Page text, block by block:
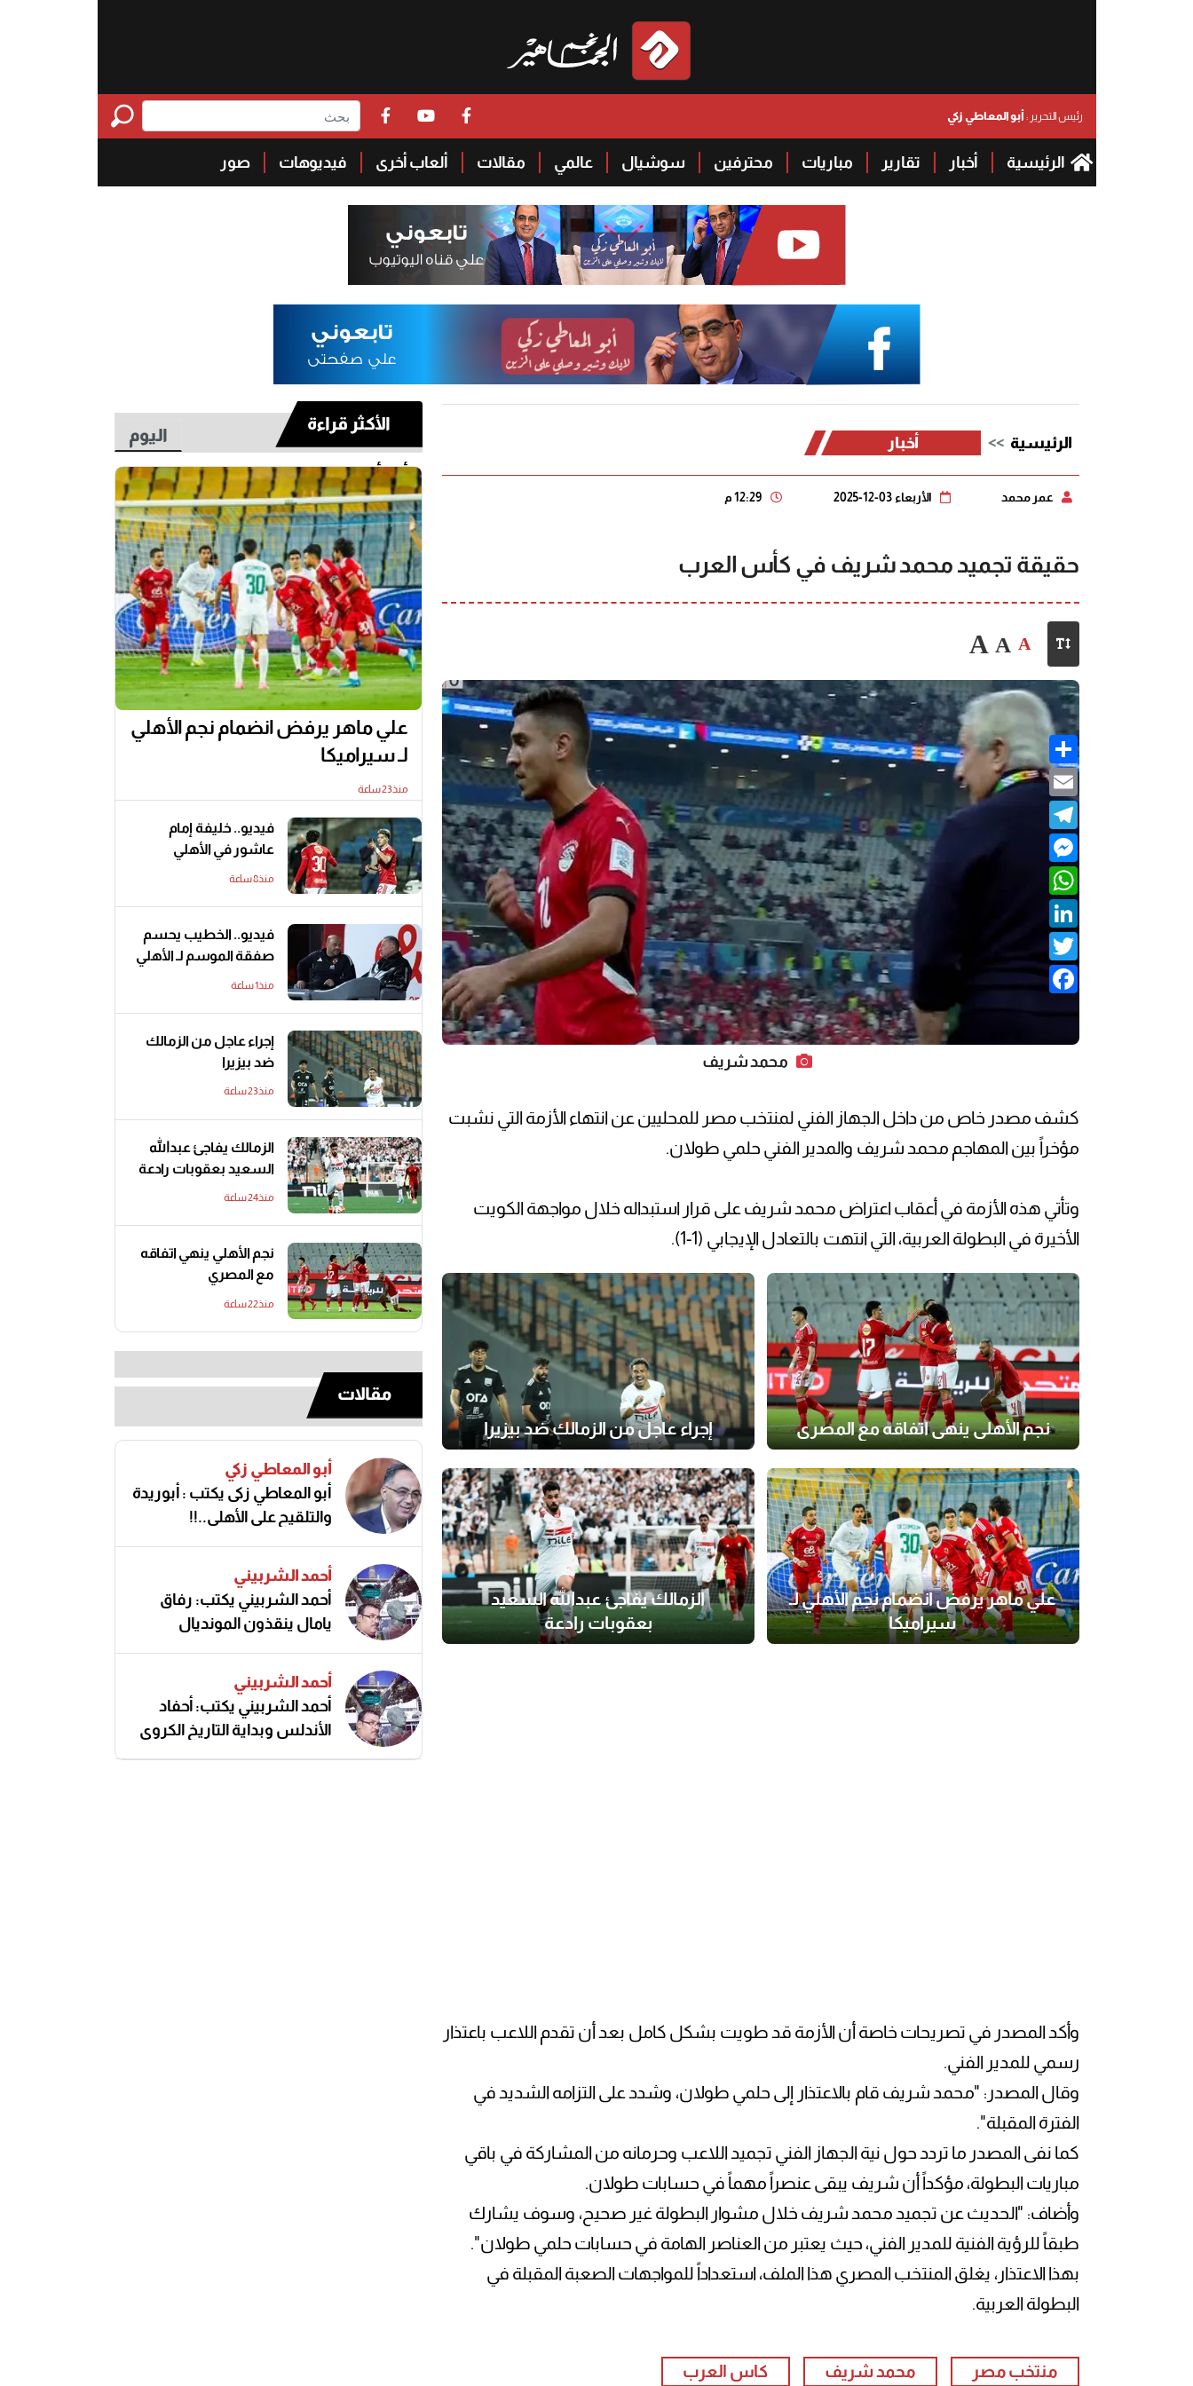
رئيس التحرير :أبو المعاطي زكي
الرئيسية أخبار تقارير مباريات محترفين سوشيال عالمي مقالات ألعاب أخرى فيديوهات صور
الرئيسية أخبار
عمر محمد الأربعاء 03-12-2025 12:29 م
حقيقة تجميد محمد شريف في كأس العرب
A
A
A
Share
Email
Telegram
Messenger
WhatsApp
LinkedIn
Twitter
Facebook
محمد شريف
كشف مصدر خاص من داخل الجهاز الفني لمنتخب مصر للمحليين عن انتهاء الأزمة التي نشبت
مؤخراً بين المهاجم محمد شريف والمدير الفني حلمي طولان.
وتأتي هذه الأزمة في أعقاب اعتراض محمد شريف على قرار استبداله خلال مواجهة الكويت
الأخيرة في البطولة العربية، التي انتهت بالتعادل الإيجابي (1-1).
نجم الأهلي ينهي اتفاقه مع المصري إجراء عاجل من الزمالك ضد بيزيرا
علي ماهر يرفض انضمام نجم الأهلي لـ
سيراميكا
الزمالك يفاجئ عبدالله السعيد
بعقوبات رادعة
وأكد المصدر في تصريحات خاصة أن الأزمة قد طويت بشكل كامل بعد أن تقدم اللاعب باعتذار
رسمي للمدير الفني.
وقال المصدر: "محمد شريف قام بالاعتذار إلى حلمي طولان، وشدد على التزامه الشديد في
الفترة المقبلة".
كما نفى المصدر ما تردد حول نية الجهاز الفني تجميد اللاعب وحرمانه من المشاركة في باقي
مباريات البطولة، مؤكداً أن شريف يبقى عنصراً مهماً في حسابات طولان.
وأضاف: "الحديث عن تجميد محمد شريف خلال مشوار البطولة غير صحيح، وسوف يشارك
طبقاً للرؤية الفنية للمدير الفني، حيث يعتبر من العناصر الهامة في حسابات حلمي طولان".
بهذا الاعتذار، يغلق المنتخب المصري هذا الملف، استعداداً للمواجهات الصعبة المقبلة في
البطولة العربية.
منتخب مصر محمد شريف كاس العرب
الأكثر قراءة
اليوم
أخر أسبوع
علي ماهر يرفض انضمام نجم الأهلي
لـ سيراميكا
منذ23 ساعة
فيديو.. خليفة إمام
عاشور في الأهلي
منذ8 ساعة
فيديو.. الخطيب يحسم
صفقة الموسم لـ الأهلي
منذ1 ساعة
إجراء عاجل من الزمالك
ضد بيزيرا
منذ23 ساعة
الزمالك يفاجئ عبدالله
السعيد بعقوبات رادعة
منذ24 ساعة
نجم الأهلي ينهي اتفاقه
مع المصري
منذ22 ساعة
مقالات
أبو المعاطي زكي
أبو المعاطي زكى يكتب : أبوريدة
والتلقيح على الأهلى..!!
أحمد الشربيني
أحمد الشربيني يكتب: رفاق
يامال ينقذون المونديال
أحمد الشربيني
أحمد الشربيني يكتب: أحفاد
الأندلس وبداية التاريخ الكروي